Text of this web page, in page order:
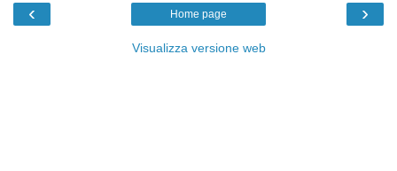
‹ ›
Home page
Visualizza versione web